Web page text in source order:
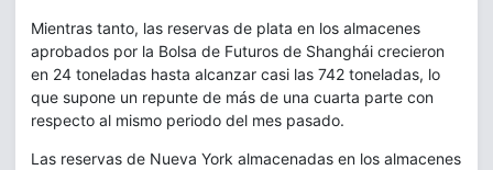
Mientras tanto, las reservas de plata en los almacenes
aprobados por la Bolsa de Futuros de Shanghái crecieron
en 24 toneladas hasta alcanzar casi las 742 toneladas, lo
que supone un repunte de más de una cuarta parte con
respecto al mismo periodo del mes pasado.
Las reservas de Nueva York almacenadas en los almacenes